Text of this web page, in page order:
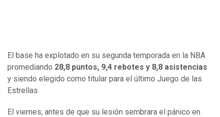
El base ha explotado en su segunda temporada en la NBA
promediando 28,8 puntos, 9,4 rebotes y 8,8 asistencias
y siendo elegido como titular para el último Juego de las
Estrellas.
El viernes, antes de que su lesión sembrara el pánico en